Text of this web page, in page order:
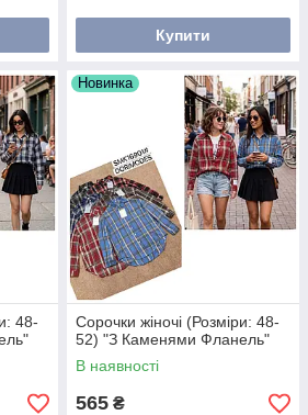
Купити
48-
Новинка
Сорочки жіночі (Розміри: 48-
52) "З Каменями Фланель"
В наявності
565 ₴